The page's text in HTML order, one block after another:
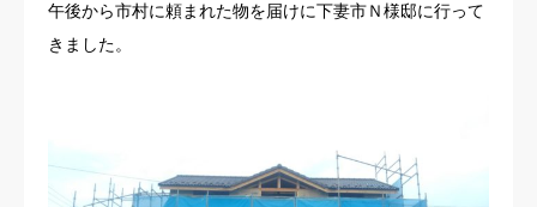
午後から市村に頼まれた物を届けに下妻市Ｎ様邸に行って
きました。